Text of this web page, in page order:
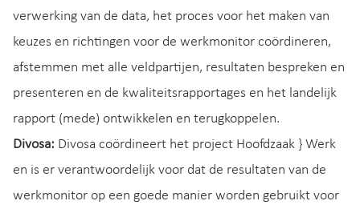
verwerking van de data, het proces voor het maken van
keuzes en richtingen voor de werkmonitor coördineren,
afstemmen met alle veldpartijen, resultaten bespreken en
presenteren en de kwaliteitsrapportages en het landelijk
rapport (mede) ontwikkelen en terugkoppelen.
Divosa: Divosa coördineert het project Hoofdzaak } Werk
en is er verantwoordelijk voor dat de resultaten van de
werkmonitor op een goede manier worden gebruikt voor